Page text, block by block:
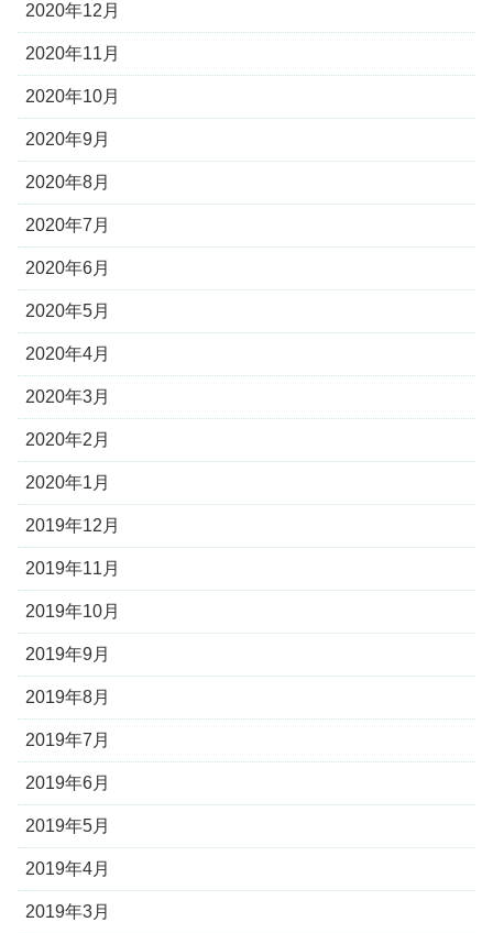
2020年12月
2020年11月
2020年10月
2020年9月
2020年8月
2020年7月
2020年6月
2020年5月
2020年4月
2020年3月
2020年2月
2020年1月
2019年12月
2019年11月
2019年10月
2019年9月
2019年8月
2019年7月
2019年6月
2019年5月
2019年4月
2019年3月